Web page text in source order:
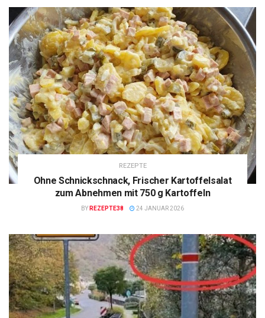
REZEPTE
Ohne Schnickschnack, Frischer Kartoffelsalat
zum Abnehmen mit 750 g Kartoffeln
BY REZEPTE38 24 JANUAR 2026